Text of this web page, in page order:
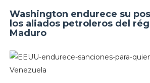
Washington endurece su
los aliados petroleros del
Maduro